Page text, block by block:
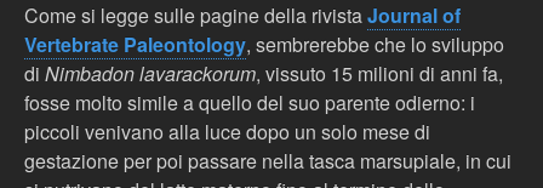
Come si legge sulle pagine della rivistaJournal of
Vertebrate Paleontology, sembrerebbe che lo sviluppo
di Nimbadonlavarackorum, vissuto 15 milioni di anni fa,
fosse molto simile a quello del suo parente odierno: i
piccoli venivano alla luce dopo un solo mese di
gestazione per poi passare nella tasca marsupiale, in cui